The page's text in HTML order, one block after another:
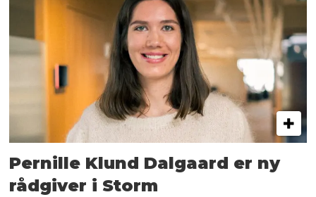
Pernille Klund Dalgaard er ny
rådgiver i Storm